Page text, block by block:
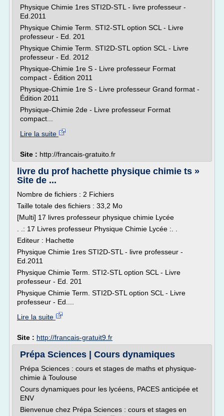
Physique Chimie 1res STI2D-STL - livre professeur -
Ed.2011
Physique Chimie Term. STI2-STL option SCL - Livre
professeur - Ed. 201
Physique Chimie Term. STI2D-STL option SCL - Livre
professeur - Ed. 2012
Physique-Chimie 1re S - Livre professeur Format
compact - Édition 2011
Physique-Chimie 1re S - Livre professeur Grand format -
Édition 2011
Physique-Chimie 2de - Livre professeur Format
compact...
Lire la suite
Site : http://francais-gratuito.fr
livre du prof hachette physique chimie ts »
Site de ...
Nombre de fichiers : 2 Fichiers
Taille totale des fichiers : 33,2 Mo
[Multi] 17 livres professeur physique chimie Lycée
. .: 17 Livres professeur Physique Chimie Lycée :. .
Editeur : Hachette
Physique Chimie 1res STI2D-STL - livre professeur -
Ed.2011
Physique Chimie Term. STI2-STL option SCL - Livre
professeur - Ed. 201
Physique Chimie Term. STI2D-STL option SCL - Livre
professeur - Ed....
Lire la suite
Site : http://francais-gratuit9.fr
Prépa Sciences | Cours dynamiques
Prépa Sciences : cours et stages de maths et physique-
chimie à Toulouse
Cours dynamiques pour les lycéens, PACES anticipée et
ENV
Bienvenue chez Prépa Sciences : cours et stages en